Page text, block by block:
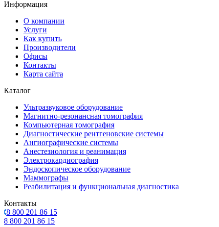
Информация
О компании
Услуги
Как купить
Производители
Офисы
Контакты
Карта сайта
Каталог
Ультразвуковое оборудование
Магнитно-резонансная томография
Компьютерная томография
Диагностические рентгеновские системы
Ангиографические системы
Анестезиология и реанимация
Электрокардиография
Эндоскопическое оборудование
Маммографы
Реабилитация и функциональная диагностика
Контакты
8 800 201 86 15
8 800 201 86 15